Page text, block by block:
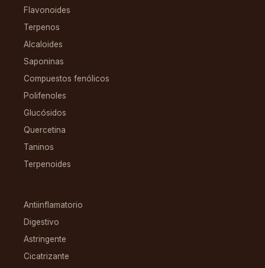
Flavonoides
Terpenos
Alcaloides
Saponinas
Compuestos fenólicos
Polifenoles
Glucósidos
Quercetina
Taninos
Terpenoides
Antiinflamatorio
Digestivo
Astringente
Cicatrizante